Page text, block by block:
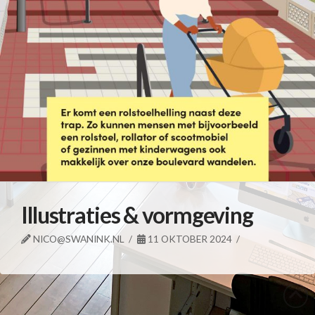
Illustraties & vormgeving
NICO@SWANINK.NL 11 OKTOBER 2024